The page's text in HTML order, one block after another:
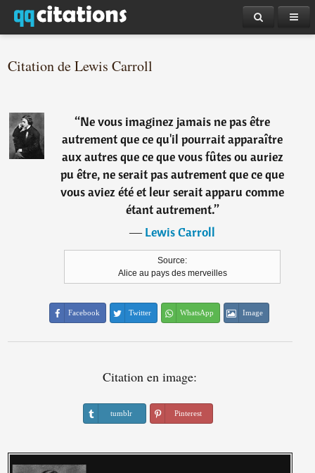
Citation de Lewis Carroll
“Ne vous imaginez jamais ne pas être
autrement que ce qu'il pourrait apparaître
aux autres que ce que vous fûtes ou auriez
pu être, ne serait pas autrement que ce que
vous aviez été et leur serait apparu comme
étant autrement.”
―Lewis Carroll
Source:
Alice au pays des merveilles
Facebook Twitter WhatsApp Image
Citation en image:
tumblr Pinterest